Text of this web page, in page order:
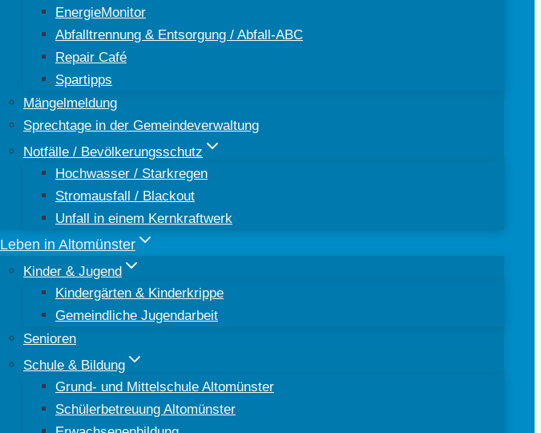
EnergieMonitor
Abfalltrennung & Entsorgung / Abfall-ABC
Repair Café
Spartipps
Mängelmeldung
Sprechtage in der Gemeindeverwaltung
Notfälle / Bevölkerungsschutz
Hochwasser / Starkregen
Stromausfall / Blackout
Unfall in einem Kernkraftwerk
Leben in Altomünster
Kinder & Jugend
Kindergärten & Kinderkrippe
Gemeindliche Jugendarbeit
Senioren
Schule & Bildung
Grund- und Mittelschule Altomünster
Schülerbetreuung Altomünster